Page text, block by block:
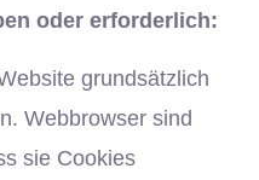
oder erforderlich:
grundsätzlich
Webbrowser sind
sie Cookies